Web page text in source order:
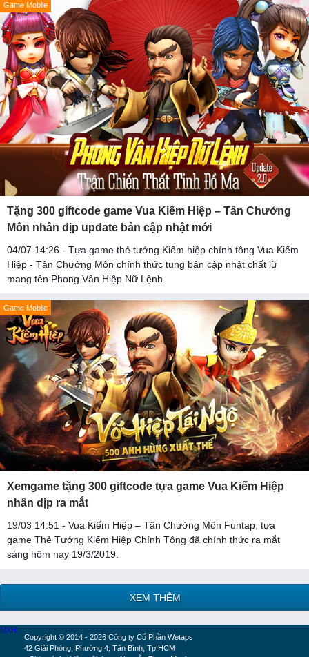
Game Mobile
Tặng 300 giftcode game Vua Kiếm Hiệp – Tân Chưởng
Môn nhân dịp update bản cập nhật mới
04/07 14:26 - Tựa game thẻ tướng Kiếm hiệp chính tông Vua Kiếm
Hiệp - Tân Chưởng Môn chính thức tung bản cập nhật chất lừ
mang tên Phong Vân Hiệp Nữ Lệnh.
Game Mobile
Xemgame tặng 300 giftcode tựa game Vua Kiếm Hiệp
nhân dịp ra mắt
19/03 14:51 - Vua Kiếm Hiệp – Tân Chưởng Môn Funtap, tựa
game Thẻ Tướng Kiếm Hiệp Chính Tông đã chính thức ra mắt
sáng hôm nay 19/3/2019.
XEM THÊM
Copyright © 2014 - 2026 Công ty Cổ Phần Wetaps
42 Giải Phóng, Phường 4, Tân Bình, Tp.HCM
MXH